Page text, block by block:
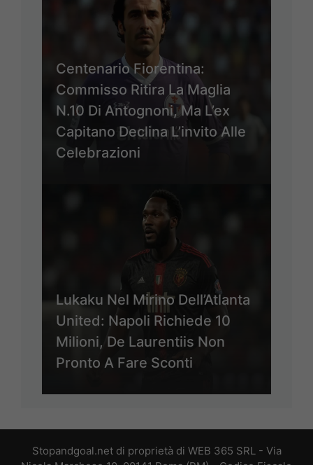
Centenario Fiorentina:
Commisso Ritira La Maglia
N.10 Di Antognoni, Ma L’ex
Capitano Declina L’invito Alle
Celebrazioni
Lukaku Nel Mirino Dell’Atlanta
United: Napoli Richiede 10
Milioni, De Laurentiis Non
Pronto A Fare Sconti
Stopandgoal.net di proprietà di WEB 365 SRL - Via